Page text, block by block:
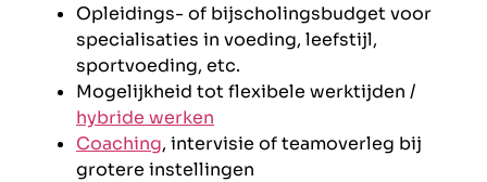
Opleidings- of bijscholingsbudget voor
specialisaties in voeding, leefstijl,
sportvoeding, etc.
Mogelijkheid tot flexibele werktijden /
hybride werken
Coaching, intervisie of teamoverleg bij
grotere instellingen